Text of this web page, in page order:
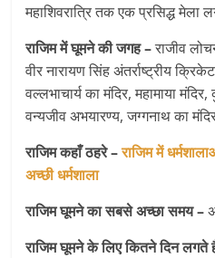
महाशिवरात्रि तक एक प्रसिद्ध मेला
राजिम में घूमने की जगह –राजीव
वीर नारायण सिंह अंतर्राष्ट्रीय
वल्लभाचार्य का मंदिर, महामाया
वन्यजीव अभयारण्य, जग्गनाथ का
राजिम कहाँ ठहरे –राजिम में
अच्छी धर्मशाला
राजिम घूमने का सबसे अच्छा समय –
राजिम घूमने के लिए कितने दिन लगते